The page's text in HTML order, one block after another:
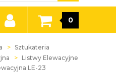
0
Sztukateria
Listwy Elewacyjne
LE-23